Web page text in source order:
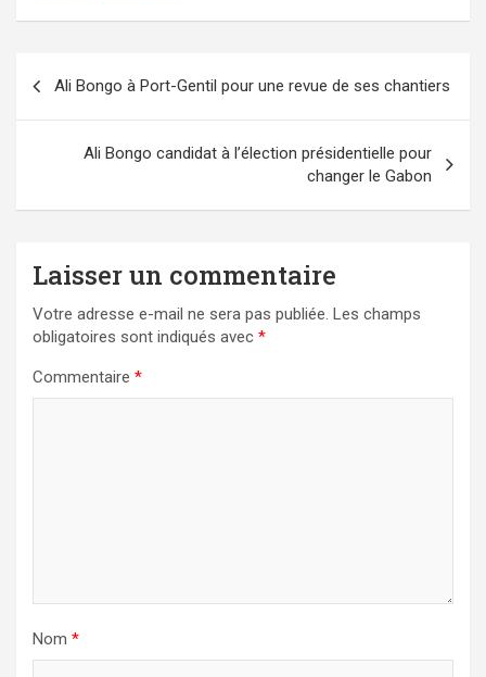
de
l’article
Ali Bongo à Port-Gentil pour une revue de ses chantiers
Ali Bongo candidat à l’élection présidentielle pour
changer le Gabon
Laisser un commentaire
Votre adresse e-mail ne sera pas publiée. Les champs
obligatoires sont indiqués avec *
Commentaire *
Nom *